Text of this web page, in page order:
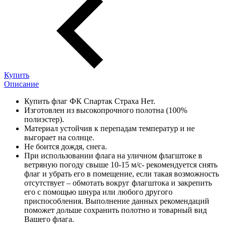
Купить
Описание
Купить флаг ФК Спартак Страха Нет.
Изготовлен из высокопрочного полотна (100%
полиэстер).
Материал устойчив к перепадам температур и не
выгорает на солнце.
Не боится дождя, снега.
При использовании флага на уличном флагштоке в
ветряную погоду свыше 10-15 м/с- рекомендуется снять
флаг и убрать его в помещение, если такая возможность
отсутствует – обмотать вокруг флагштока и закрепить
его с помощью шнура или любого другого
приспособления. Выполнение данных рекомендаций
поможет дольше сохранить полотно и товарный вид
Вашего флага.